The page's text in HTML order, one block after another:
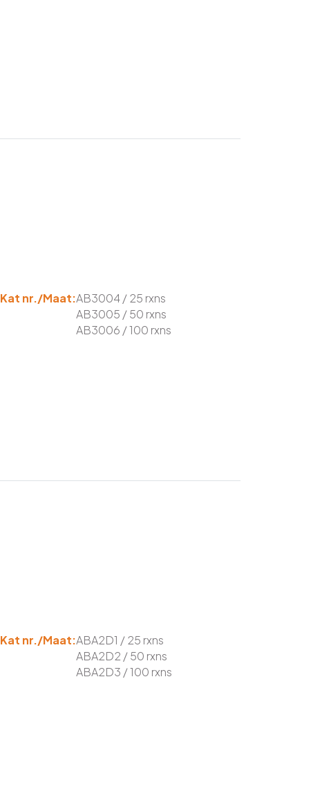
Kat nr./Maat:AB3004 / 25 rxns
AB3005 / 50 rxns
AB3006 / 100 rxns
Kat nr./Maat:ABA2D1 / 25 rxns
ABA2D2 / 50 rxns
ABA2D3 / 100 rxns